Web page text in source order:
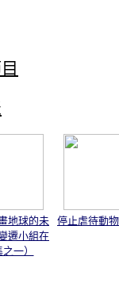
地球的未
遷小組在
一）
停止虐待動